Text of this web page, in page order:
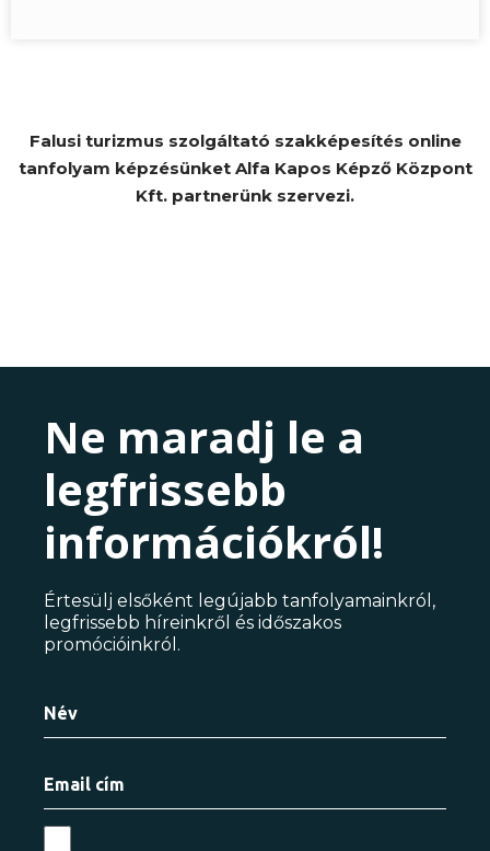
Falusi turizmus szolgáltató szakképesítés online
tanfolyam képzésünket Alfa Kapos Képző Központ
Kft. partnerünk szervezi.
Ne maradj le a
legfrissebb
információkról!
Értesülj elsőként legújabb tanfolyamainkról,
legfrissebb híreinkről és időszakos
promócióinkról.